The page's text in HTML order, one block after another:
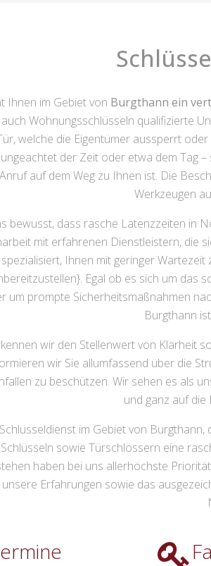
Ihnen im Gebiet von Burgthann ein
Wohnungsschlüsseln qualifizierte
welche die Eigentümer aussperrt
der Zeit oder etwa dem Tag
auf dem Weg zu Ihnen ist. Die
Werkzeugen
bewusst, dass rasche Latenzzeiten in
mit erfahrenen Dienstleistern, die
Ihnen mit geringer
Egal ob es sich um das
um prompte Sicherheitsmaßnahmen
Burgthann
wir den Stellenwert von Klarheit
wir Sie allumfassend über die
zu beschützen. Wir sehen es als
und ganz auf
im Gebiet von
sowie Türschlössern eine
haben bei uns allerhöchste
Erfahrungen sowie das